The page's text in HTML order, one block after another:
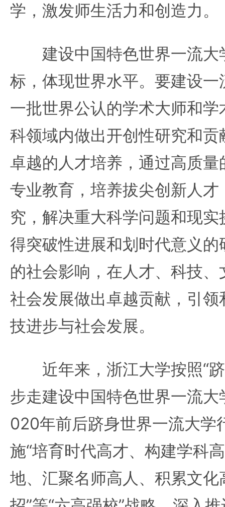
学，激发师生活力和创造力。
建设中国特色世界一流大
标，体现世界水平。要建设
一批世界公认的学术大师和
科领域内做出开创性研究和
卓越的人才培养，通过高质
专业教育，培养拔尖创新人
究，解决重大科学问题和现
得突破性进展和划时代意义
的社会影响，在人才、科技
社会发展做出卓越贡献，引
技进步与社会发展。
近年来，浙江大学按照“跻
步走建设中国特色世界一流
020年前后跻身世界一流大学
施“培育时代高才、构建学科
地、汇聚名师高人、积累文